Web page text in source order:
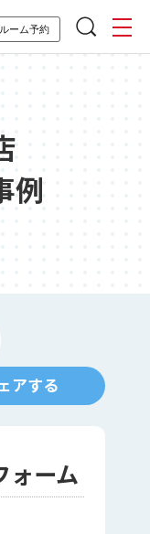
ーム予約
例
アする
ーム